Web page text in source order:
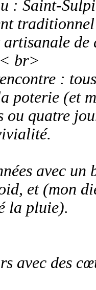
: Saint-
de
br>
:
poterie (et
ou quatre
avec un
et (mon
la pluie).
avec des